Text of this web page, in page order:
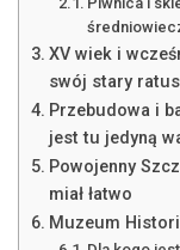
XV wiek i
swój stary
Przebudowa i
jest tu jedyną
Powojenny
miał łatwo
Muzeum